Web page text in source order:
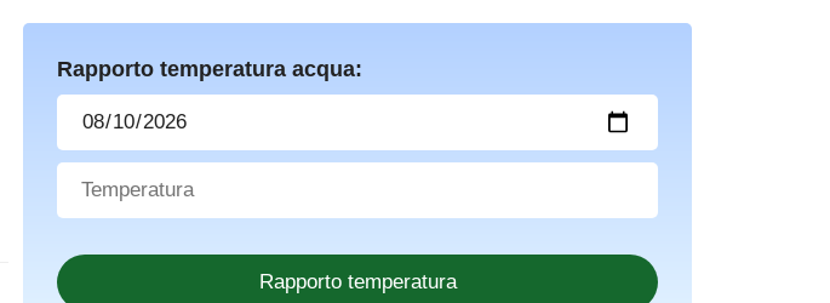
Rapporto temperatura acqua: